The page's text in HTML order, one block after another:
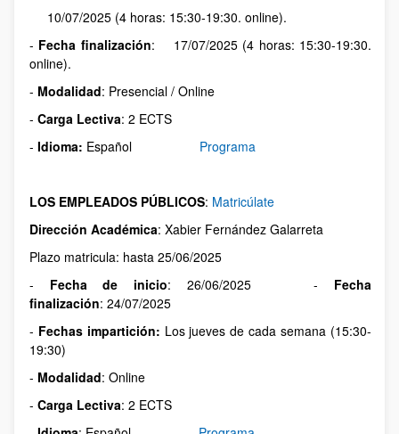
10/07/2025 (4 horas: 15:30-19:30. online).
- Fecha finalización: 17/07/2025 (4 horas: 15:30-19:30.
online).
- Modalidad: Presencial / Online
- Carga Lectiva: 2 ECTS
- Idioma: Español Programa
LOS EMPLEADOS PÚBLICOS: Matricúlate
Dirección Académica: Xabier Fernández Galarreta
Plazo matricula: hasta 25/06/2025
- Fecha de inicio: 26/06/2025 - Fecha
finalización: 24/07/2025
- Fechas impartición: Los jueves de cada semana (15:30-
19:30)
- Modalidad: Online
- Carga Lectiva: 2 ECTS